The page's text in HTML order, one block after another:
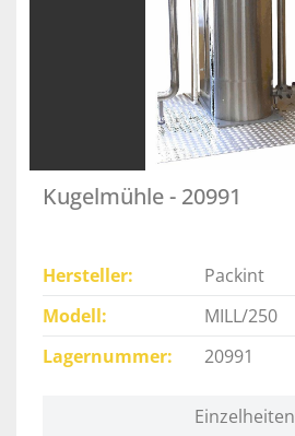
Kugelmühle - 20991
Hersteller
Packint
Modell
MILL/250
Lagernummer
20991
Einzelheiten